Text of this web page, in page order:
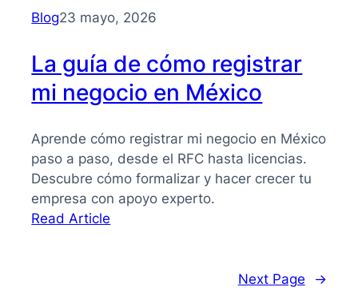
Blog23 mayo, 2026
La guía de cómo registrar
mi negocio en México
Aprende cómo registrar mi negocio en México
paso a paso, desde el RFC hasta licencias.
Descubre cómo formalizar y hacer crecer tu
empresa con apoyo experto.
Read Article
Next Page →